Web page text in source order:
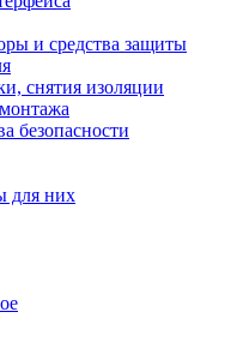
и средства защиты
снятия изоляции
безопасности
для них